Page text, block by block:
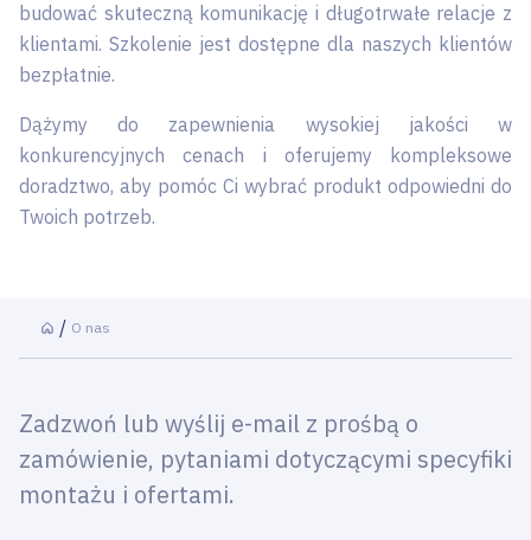
budować skuteczną komunikację i długotrwałe relacje z
klientami. Szkolenie jest dostępne dla naszych klientów
bezpłatnie.
Dążymy do zapewnienia wysokiej jakości w
konkurencyjnych cenach i oferujemy kompleksowe
doradztwo, aby pomóc Ci wybrać produkt odpowiedni do
Twoich potrzeb.
O nas
Zadzwoń lub wyślij e-mail z prośbą o
zamówienie, pytaniami dotyczącymi specyfiki
montażu i ofertami.